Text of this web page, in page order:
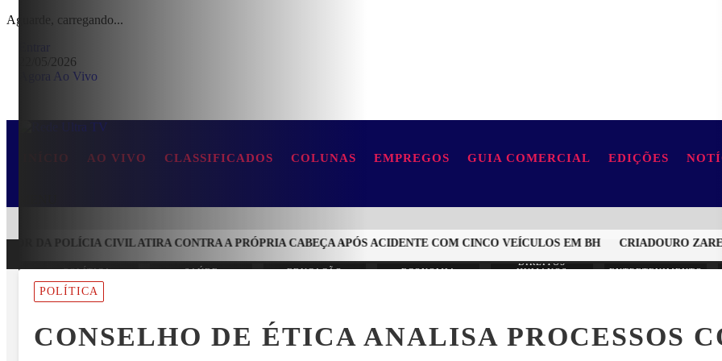
Aguarde, carregando...
22/05/2026
Agora Ao Vivo
INÍCIO AO VIVO CLASSIFICADOS COLUNAS EMPREGOS GUIA COMERCIAL EDIÇÕES
DA POLÍCIA CIVIL ATIRA CONTRA A PRÓPRIA CABEÇA APÓS ACIDENTE COM CINCO VEÍCULOS EM BH CRIADOURO
EM ALTA
POLÍTICA SAÚDE EDUCAÇÃO ECONOMIA
DIREITOS
HUMANOS
ENTRETENIMENTO
POLÍTICA
CONSELHO DE ÉTICA ANALISA PROCESSOS